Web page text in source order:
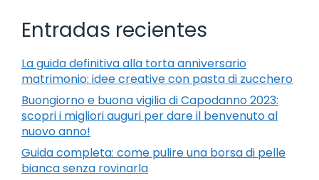
Entradas recientes
La guida definitiva alla torta anniversario
matrimonio: idee creative con pasta di zucchero
Buongiorno e buona vigilia di Capodanno 2023:
scopri i migliori auguri per dare il benvenuto al
nuovo anno!
Guida completa: come pulire una borsa di pelle
bianca senza rovinarla